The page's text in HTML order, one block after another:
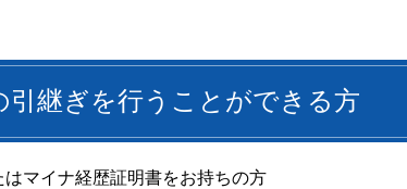
引継ぎを行うことができる方
はマイナ経歴証明書をお持ちの方